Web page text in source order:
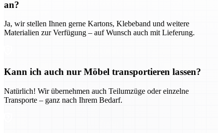
an?
Ja, wir stellen Ihnen gerne Kartons, Klebeband und weitere
Materialien zur Verfügung – auf Wunsch auch mit Lieferung.
Kann ich auch nur Möbel transportieren lassen?
Natürlich! Wir übernehmen auch Teilumzüge oder einzelne
Transporte – ganz nach Ihrem Bedarf.